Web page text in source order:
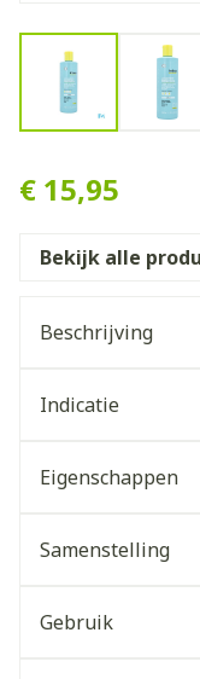
View larger
€ 15,95
Bekijk alle
Beschrijving
Indicatie
Eigenschappen
Samenstelling
Gebruik